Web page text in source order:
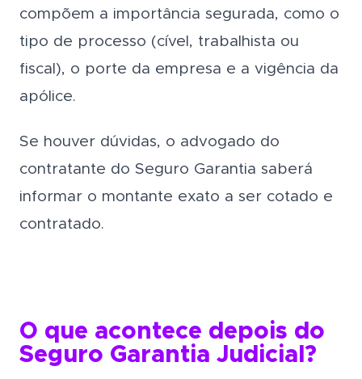
compõem a importância segurada, como o
tipo de processo (cível, trabalhista ou
fiscal), o porte da empresa e a vigência da
apólice.
Se houver dúvidas, o advogado do
contratante do Seguro Garantia saberá
informar o montante exato a ser cotado e
contratado.
O que acontece depois do
Seguro Garantia Judicial?